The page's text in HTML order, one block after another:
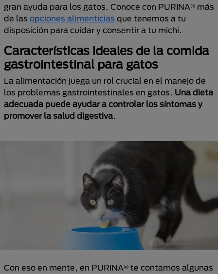
gran ayuda para los gatos. Conoce con PURINA® más
de las opciones alimenticias que tenemos a tu
disposición para cuidar y consentir a tu michi.
Características ideales de la comida
gastrointestinal para gatos
La alimentación juega un rol crucial en el manejo de
los problemas gastrointestinales en gatos. Una dieta
adecuada puede ayudar a controlar los síntomas y
promover la salud digestiva.
Con eso en mente, en PURINA® te contamos algunas